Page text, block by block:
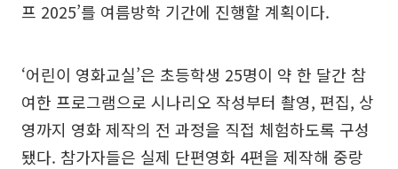
프 2025’를 여름방학 기간에 진행할 계획이다.
‘어린이 영화교실’은 초등학생 25명이 약 한 달간 참
여한 프로그램으로 시나리오 작성부터 촬영, 편집, 상
영까지 영화 제작의 전 과정을 직접 체험하도록 구성
됐다. 참가자들은 실제 단편영화 4편을 제작해 중랑